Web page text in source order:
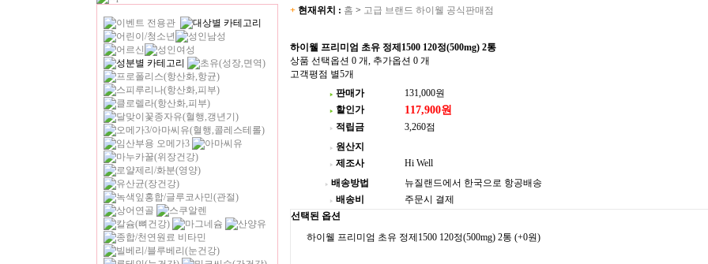
+ 현재위치 : 홈 > 고급 브랜드 하이웰 공식판매점
하이웰 프리미엄 초유 정제1500 120정(500mg) 2통
상품 선택옵션 0 개, 추가옵션 0 개
고객평점 별5개
▶ 판매가 131,000원
▶ 할인가 117,900원
▶ 적립금 3,260점
▶ 원산지
▶ 제조사 Hi Well
▶ 배송방법 뉴질랜드에서 한국으로 항공배송
▶ 배송비
주문시 결제
선택된 옵션
하이웰 프리미엄 초유 정제1500 120정(500mg) 2통 (+0원)